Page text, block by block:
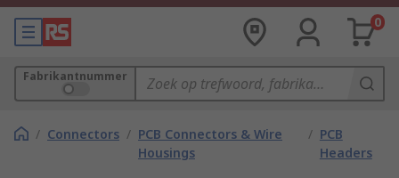
0
Fabrikantnummer
/ Connectors / PCB Connectors & Wire
Housings
/ PCB
Headers